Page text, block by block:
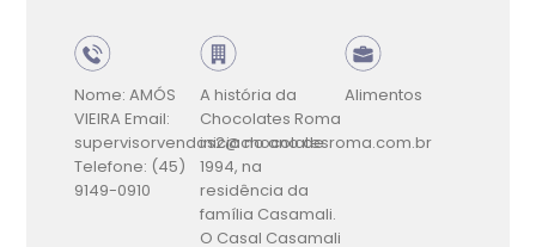
Nome: AMÓS
VIEIRA Email:
supervisorvendas2@chocolatesroma.com.br
Telefone: (45)
9149-0910
A história da
Chocolates Roma
inicia no ano de
1994, na
residência da
família Casamali.
O Casal Casamali
Alimentos